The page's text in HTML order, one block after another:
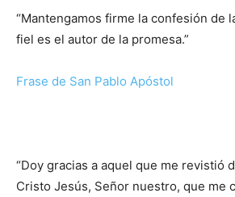
“Mantengamos firme la confesión de
fiel es el autor de la promesa.”
Frase de San Pablo Apóstol
“Doy gracias a aquel que me revistió
Cristo Jesús, Señor nuestro, que me